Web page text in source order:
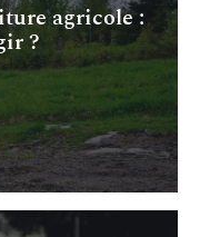
agricole :
?